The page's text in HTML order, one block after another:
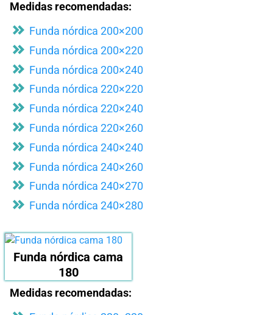
Medidas recomendadas:
Funda nórdica 200×200
Funda nórdica 200×220
Funda nórdica 200×240
Funda nórdica 220×220
Funda nórdica 220×240
Funda nórdica 220×260
Funda nórdica 240×240
Funda nórdica 240×260
Funda nórdica 240×270
Funda nórdica 240×280
Funda nórdica cama
180
Medidas recomendadas: